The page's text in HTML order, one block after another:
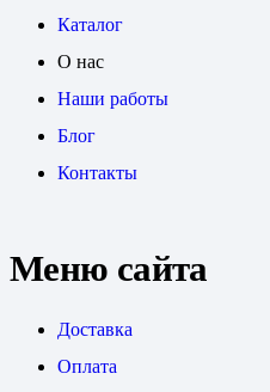
Каталог
О нас
Наши работы
Блог
Контакты
Меню сайта
Доставка
Оплата